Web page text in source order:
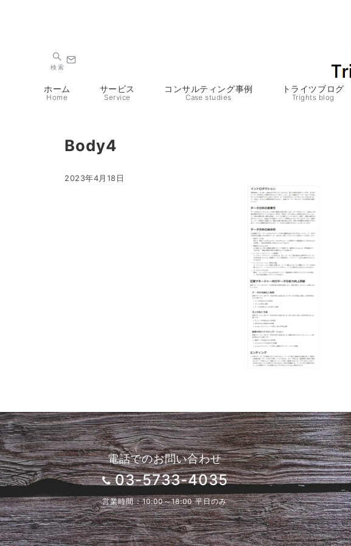
検索
ホーム
Home
サービス
Service
コンサルティング事例
Case studies
トライツブログ
Trights blog
Body4
2023年4月18日
電話でのお問い合わせ
03-5733-4035
営業時間：10:00～18:00 平日のみ